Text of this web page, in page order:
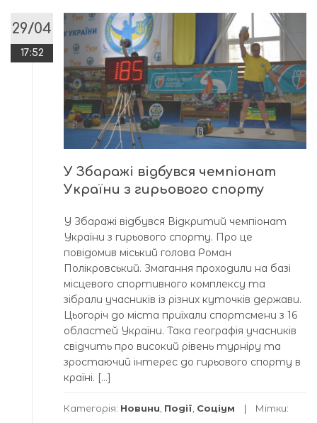
29/04
17:52
У Збаражі відбувся чемпіонат
України з гирьового спорту
У Збаражі відбувся Відкритий чемпіонат
України з гирьового спорту. Про це
повідомив міський голова Роман
Полікровський. Змагання проходили на базі
місцевого спортивного комплексу та
зібрали учасників із різних куточків держави.
Цьогоріч до міста приїхали спортсмени з 16
областей України. Така географія учасників
свідчить про високий рівень турніру та
зростаючий інтерес до гирьового спорту в
країні. […]
Категорія: Новини Події Соціум Мітки: